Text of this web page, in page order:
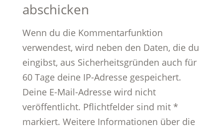
abschicken
Wenn du die Kommentarfunktion
verwendest, wird neben den Daten, die du
eingibst, aus Sicherheitsgründen auch für
60 Tage deine IP-Adresse gespeichert.
Deine E-Mail-Adresse wird nicht
veröffentlicht. Pflichtfelder sind mit *
markiert. Weitere Informationen über die